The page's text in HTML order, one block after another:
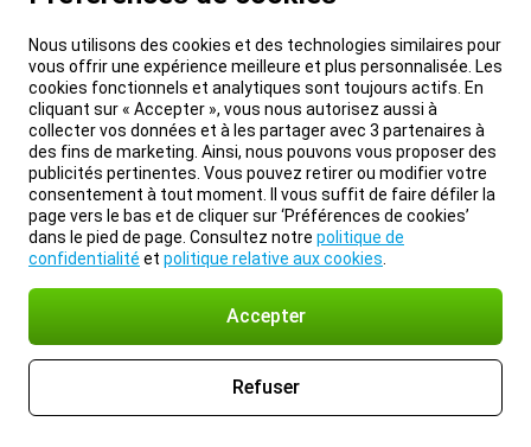
Nous utilisons des cookies et des technologies similaires pour
vous offrir une expérience meilleure et plus personnalisée. Les
cookies fonctionnels et analytiques sont toujours actifs. En
cliquant sur « Accepter », vous nous autorisez aussi à
collecter vos données et à les partager avec 3 partenaires à
des fins de marketing. Ainsi, nous pouvons vous proposer des
publicités pertinentes. Vous pouvez retirer ou modifier votre
consentement à tout moment. Il vous suffit de faire défiler la
page vers le bas et de cliquer sur ‘Préférences de cookies’
dans le pied de page. Consultez notre politique de
confidentialité et politique relative aux cookies
Accepter
Refuser